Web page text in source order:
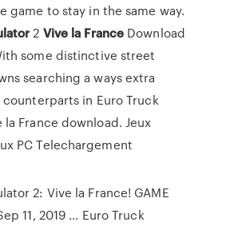
game to stay in the same way.
2 Vive la France Download
some distinctive street
searching a ways extra
in Euro Truck
la France download. Jeux
PC Telechargement
2: Vive la France! GAME
11, 2019 ... Euro Truck